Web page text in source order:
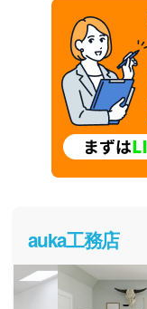
auka工務店